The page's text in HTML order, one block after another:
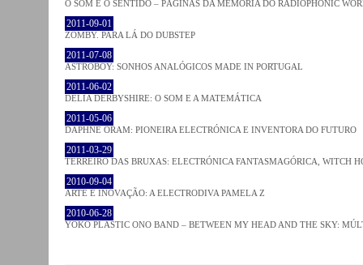
O SOM E O SENTIDO – PÁGINAS DA MEMÓRIA DO RADIOPHONIC
2011-09-01
ZOMBY. PARA LÁ DO DUBSTEP
2011-07-08
ASTROBOY: SONHOS ANALÓGICOS MADE IN PORTUGAL
2011-06-02
DELIA DERBYSHIRE: O SOM E A MATEMÁTICA
2011-05-06
DAPHNE ORAM: PIONEIRA ELECTRÓNICA E INVENTORA DO FUTURO
2011-03-29
TERREIRO DAS BRUXAS: ELECTRÓNICA FANTASMAGÓRICA, WITCH
2010-09-04
ARTE E INOVAÇÃO: A ELECTRODIVA PAMELA Z
2010-06-28
YOKO PLASTIC ONO BAND – BETWEEN MY HEAD AND THE SKY: